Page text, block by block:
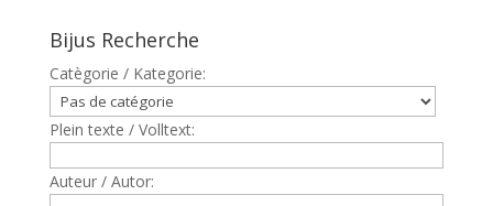
Bijus Recherche
Catègorie / Kategorie:
Plein texte / Volltext:
Auteur / Autor: